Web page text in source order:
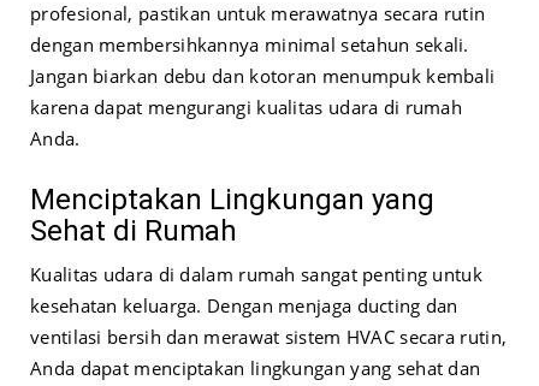
profesional, pastikan untuk merawatnya secara rutin
dengan membersihkannya minimal setahun sekali.
Jangan biarkan debu dan kotoran menumpuk kembali
karena dapat mengurangi kualitas udara di rumah
Anda.
Menciptakan Lingkungan yang
Sehat di Rumah
Kualitas udara di dalam rumah sangat penting untuk
kesehatan keluarga. Dengan menjaga ducting dan
ventilasi bersih dan merawat sistem HVAC secara rutin,
Anda dapat menciptakan lingkungan yang sehat dan